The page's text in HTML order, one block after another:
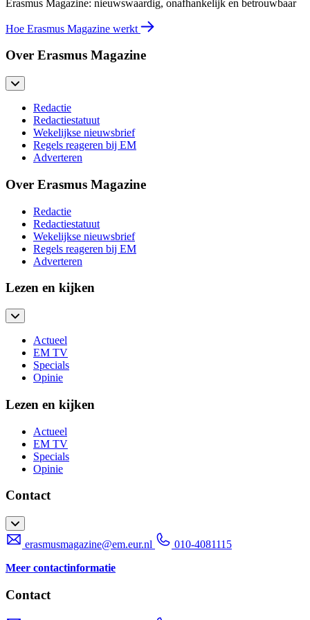
Erasmus Magazine: nieuwswaardig, onafhankelijk en betrouwbaar
Hoe Erasmus Magazine werkt
Over Erasmus Magazine
Redactie
Redactiestatuut
Wekelijkse nieuwsbrief
Regels reageren bij EM
Adverteren
Over Erasmus Magazine
Redactie
Redactiestatuut
Wekelijkse nieuwsbrief
Regels reageren bij EM
Adverteren
Lezen en kijken
Actueel
EM TV
Specials
Opinie
Lezen en kijken
Actueel
EM TV
Specials
Opinie
Contact
erasmusmagazine@em.eur.nl
010-4081115
Meer contactinformatie
Contact